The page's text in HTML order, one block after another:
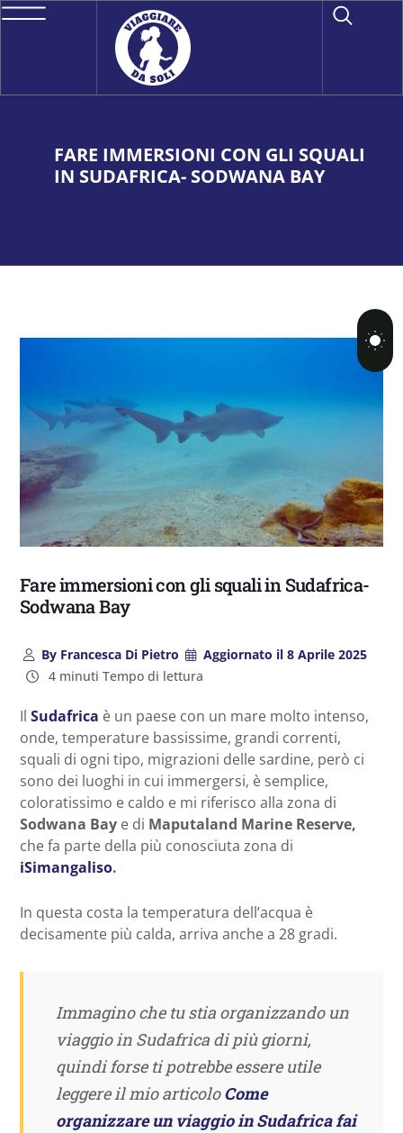
FARE IMMERSIONI CON GLI SQUALI
IN SUDAFRICA- SODWANA BAY
Fare immersioni con gli squali in Sudafrica-
Sodwana Bay
ByFrancesca Di Pietro Aggiornato il 8 Aprile 2025
4 minuti Tempo di lettura
Il Sudafrica è un paese con un mare molto intenso,
onde, temperature bassissime, grandi correnti,
squali di ogni tipo, migrazioni delle sardine, però ci
sono dei luoghi in cui immergersi, è semplice,
coloratissimo e caldo e mi riferisco alla zona di
Sodwana Bay e di Maputaland Marine Reserve,
che fa parte della più conosciuta zona di
iSimangaliso.
In questa costa la temperatura dell’acqua è
decisamente più calda, arriva anche a 28 gradi.
Immagino che tu stia organizzando un
viaggio in Sudafrica di più giorni,
quindi forse ti potrebbe essere utile
leggere il mio articoloCome
organizzare un viaggio in Sudafrica fai